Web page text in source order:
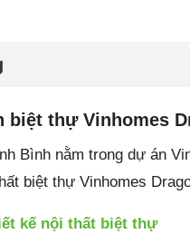
biệt thự Vinhomes
Bình nằm trong dự án
biệt thự Vinhomes
kế nội thất biệt thự